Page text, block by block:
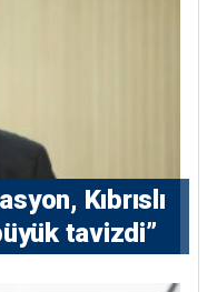
Kıbrıslı
tavizdi”